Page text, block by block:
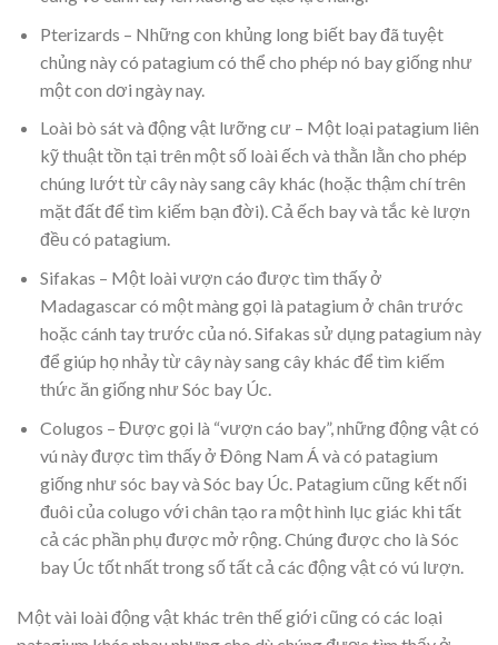
Pterizards – Những con khủng long biết bay đã tuyệt
chủng này có patagium có thể cho phép nó bay giống như
một con dơi ngày nay.
Loài bò sát và động vật lưỡng cư – Một loại patagium liên
kỹ thuật tồn tại trên một số loài ếch và thằn lằn cho phép
chúng lướt từ cây này sang cây khác (hoặc thậm chí trên
mặt đất để tìm kiếm bạn đời). Cả ếch bay và tắc kè lượn
đều có patagium.
Sifakas – Một loài vượn cáo được tìm thấy ở
Madagascar có một màng gọi là patagium ở chân trước
hoặc cánh tay trước của nó. Sifakas sử dụng patagium này
để giúp họ nhảy từ cây này sang cây khác để tìm kiếm
thức ăn giống như Sóc bay Úc.
Colugos – Được gọi là “vượn cáo bay”, những động vật có
vú này được tìm thấy ở Đông Nam Á và có patagium
giống như sóc bay và Sóc bay Úc. Patagium cũng kết nối
đuôi của colugo với chân tạo ra một hình lục giác khi tất
cả các phần phụ được mở rộng. Chúng được cho là Sóc
bay Úc tốt nhất trong số tất cả các động vật có vú lượn.
Một vài loài động vật khác trên thế giới cũng có các loại